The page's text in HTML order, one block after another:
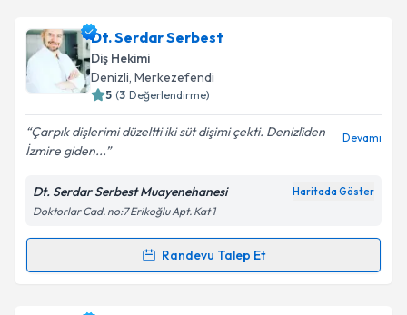
Dt. Hilal Aydoğaniçin randevu takvimi talebi
oluşturun. Size bu uzmandan randevu almanız için bir
takvim hazırlandığında e-posta ile bilgilendireceğiz.
Kişisel verilerimin işlenmesine ilişkin
Aydınlatma
Metni'ni okudum ve kişisel verilerimin belirtilen
kapsamda işlenmesini kabul ediyorum.
Dt. Serdar Serbest
Diş Hekimi
Denizli, Merkezefendi
5 (3 Değerlendirme)
Çarpık dişlerimi düzeltti iki süt dişimi çekti. Denizliden
İzmire giden...
Devamı
Dt. Serdar Serbest Muayenehanesi Haritada Göster
Doktorlar Cad. no:7 Erikoğlu Apt. Kat 1
Randevu Talep Et
Randevu Takvimi Talebi